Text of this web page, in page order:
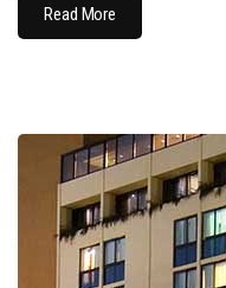
Read More